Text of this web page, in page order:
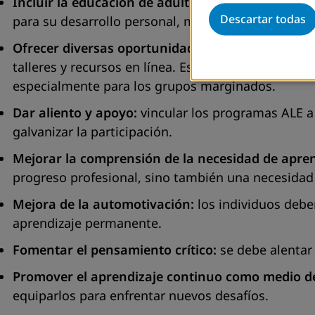
para su desarrollo personal, motivándolas a
Ofrecer diversas oportunidades de aprendizaje:
talleres y recursos en línea. Estos deben reflejar
especialmente para los grupos marginados.
Dar aliento y apoyo: vincular los programas ALE
galvanizar la participación.
Mejorar la comprensión de la necesidad de
progreso profesional, sino también una
Mejora de la automotivación: los individuos
aprendizaje permanente.
Fomentar el pensamiento crítico: se debe
Promover el aprendizaje continuo como medio
equiparlos para enfrentar nuevos desafíos.
Descartar todas